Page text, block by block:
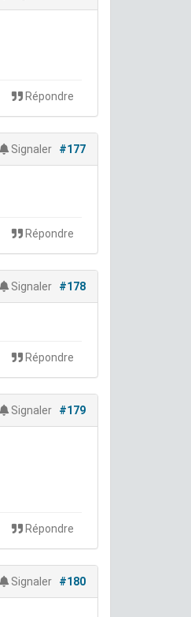
Répondre
Signaler #177
Répondre
Signaler #178
Répondre
Signaler #179
Répondre
Signaler #180